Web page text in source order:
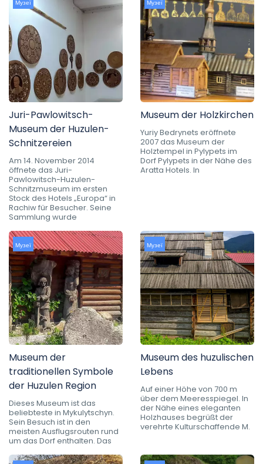
Музеї
Juri-Pawlowitsch-
Museum der Huzulen-
Schnitzereien
Am 14. November 2014
öffnete das Juri-
Pawlowitsch-Huzulen-
Schnitzmuseum im ersten
Stock des Hotels „Europa“ in
Rachiw für Besucher. Seine
Sammlung wurde
Музеї
Museum der Holzkirchen
Yuriy Bedrynets eröffnete
2007 das Museum der
Holztempel in Pylypets im
Dorf Pylypets in der Nähe des
Aratta Hotels. In
Музеї
Museum der
traditionellen Symbole
der Huzulen Region
Dieses Museum ist das
beliebteste in Mykulytschyn.
Sein Besuch ist in den
meisten Ausflugsrouten rund
um das Dorf enthalten. Das
Музеї
Museum des huzulischen
Lebens
Auf einer Höhe von 700 m
über dem Meeresspiegel. In
der Nähe eines eleganten
Holzhauses begrüßt der
verehrte Kulturschaffende M.